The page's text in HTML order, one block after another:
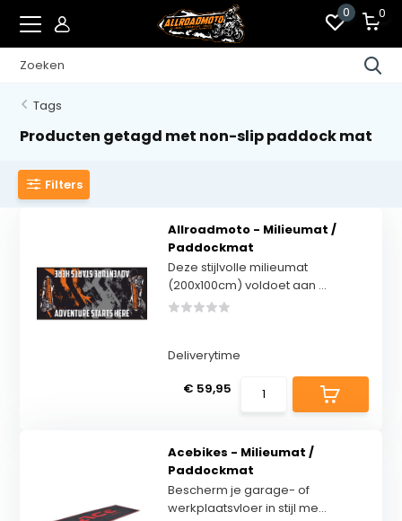
0 0
Tags
Producten getagd met non-slip paddock mat
Filters
Allroadmoto - Milieumat /
Paddockmat
Deze stijlvolle milieumat
(200x100cm) voldoet aan ...
Deliverytime
€ 59,95
Acebikes - Milieumat /
Paddockmat
Bescherm je garage- of
werkplaatsvloer in stijl me...